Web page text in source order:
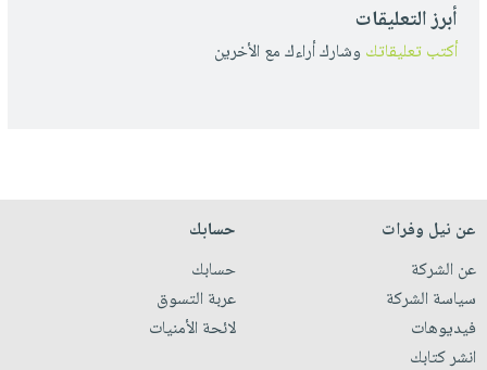
أبرز التعليقات
أكتب تعليقاتك وشارك أراءك مع الأخرين
عن نيل وفرات
عن الشركة
سياسة الشركة
فيديوهات
انشر كتابك
حسابك
حسابك
عربة التسوق
لائحة الأمنيات